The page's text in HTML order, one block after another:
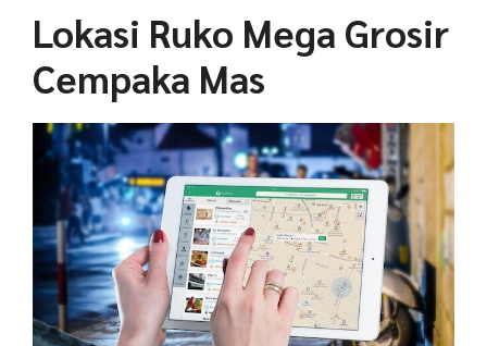
Lokasi Ruko Mega Grosir
Cempaka Mas